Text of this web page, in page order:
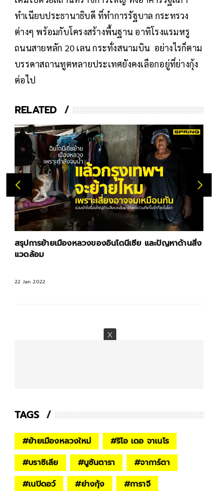
ทำเนียบประธานาธิบดี ที่ทำการรัฐบาล กระทรวง
ต่างๆ พร้อมกับโครงสร้างพื้นฐาน อาทิโรงแรมหรู
ถนนสายหลัก 20 เลน กระทั่งสนามบิน อย่างไรก็ตาม
บรรดาสถานทูตหลายประเทศยังคงเลือกอยู่ที่ย่างกุ้ง
ต่อไป
RELATED
สรุปการย้ายเมืองหลวงของอินโดนีเซีย และปัญหาด้านสิ่ง
แวดล้อม
22 Jan 2022
TAGS
#ย้ายเมืองหลวงใหม่ #ริโอ เดอ จาเนโร
#บราซิเลีย #นูซันตารา #จาการ์ตา
#เนปิดอว์ #ย่างกุ้ง #การาจี